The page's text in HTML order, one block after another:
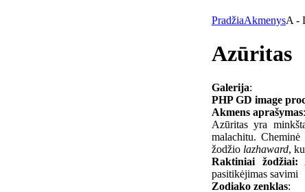
PradžiaAkmenysA -
Azūritas
Galerija:
PHP GD image
Akmens aprašymas:
Azūritas yra
malachitu.
žodžio lazhaward,
Raktiniai žodžiai:
pasitikėjimas savimi
Zodiako zenklas: